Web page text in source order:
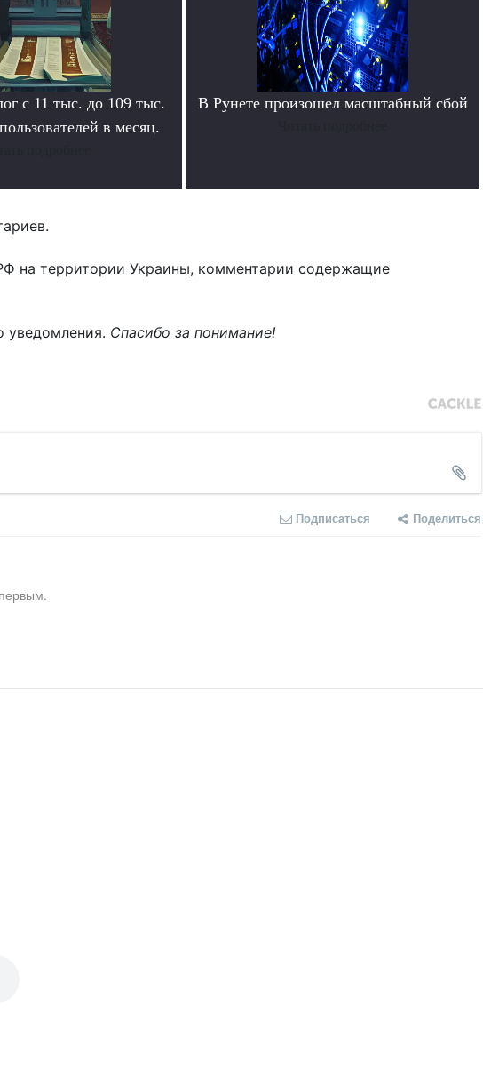
с 11 тыс. до 109 тыс.
в месяц.
В Рунете произошел масштабный сбой
на территории Украины, комментарии содержащие
уведомления. Спасибо за понимание!
Подписаться Поделиться